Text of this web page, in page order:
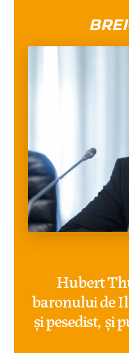
Hubert
baronului de
și pesedist, și